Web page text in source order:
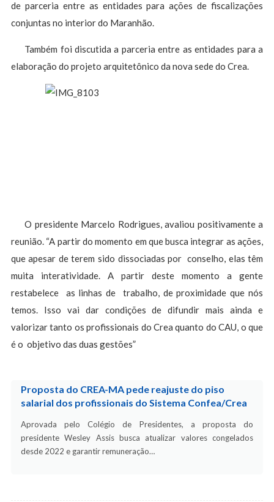
de parceria entre as entidades para ações de fiscalizações
conjuntas no interior do Maranhão.
Também foi discutida a parceria entre as entidades para a
elaboração do projeto arquitetônico da nova sede do Crea.
O presidente Marcelo Rodrigues, avaliou positivamente a
reunião. “A partir do momento em que busca integrar as ações,
que apesar de terem sido dissociadas por conselho, elas têm
muita interatividade. A partir deste momento a gente
restabelece as linhas de trabalho, de proximidade que nós
temos. Isso vai dar condições de difundir mais ainda e
valorizar tanto os profissionais do Crea quanto do CAU, o que
é o objetivo das duas gestões”
Proposta do CREA-MA pede reajuste do piso
salarial dos profissionais do Sistema Confea/Crea
Aprovada pelo Colégio de Presidentes, a proposta do
presidente Wesley Assis busca atualizar valores congelados
desde 2022 e garantir remuneração…